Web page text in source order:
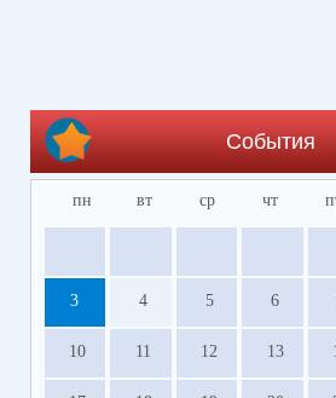
События
пн вт ср чт
3 4 5 6
10 11 12 13